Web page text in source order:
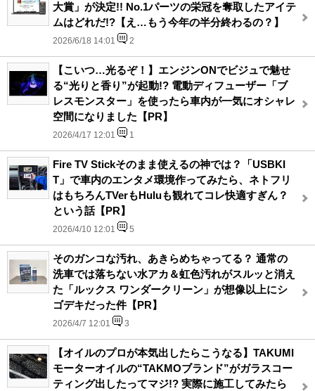
大賞」が決定!! No.1パーツの栄冠を奪取したアイテ
ムはどれだ!?【え…もう今年の半分終わるの？】
2026/6/18 14:01 2
【こいつ…光るぞ！】エンジンONでビジュで魅せ
る“光りと香り”が起動!? 電動ディフューザー「ブ
レスモンスター」を使ったら車内が一気にオシャレ
空間になりました【PR】
2026/4/17 12:01 1
Fire TV Stickそのまま使えるの神では？「USBKI
T」で車内のエンタメ環境作ってみたら、ネトフリ
はもちろんTVerもHuluも観れてコレ快適すぎん？
という話【PR】
2026/4/10 12:01 5
そのガンコな汚れ、あきらめちゃってる？ 通常の
洗車では落ちない水アカ＆虹色汚れがスルッと消え
た「ルックス ワンダークリーン」が想像以上にシ
ゴデキだった件【PR】
2026/4/7 12:01 3
【オイルのプロが本気出したらこうなる】TAKUMI
モーターオイルの“TAKMOブランド”がガラスコー
ティング出したってマジ!? 実際に施工してみたら